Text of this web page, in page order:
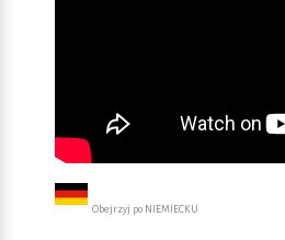
Obejrzyj po NIEMIECKU